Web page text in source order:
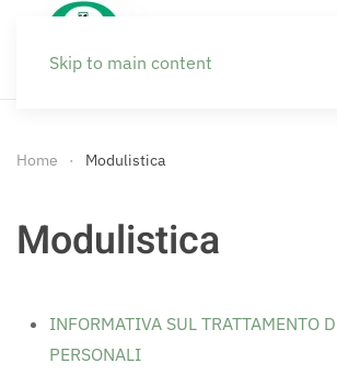
Skip to main content
Home Modulistica
Modulistica
INFORMATIVA SUL TRATTAMENTO
PERSONALI